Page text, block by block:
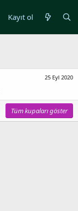
Kayıt ol
25 Eyl 2020
Tüm kupaları göster